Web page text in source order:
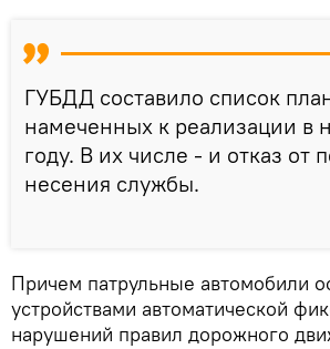
ГУБДД составило список
намеченных к реализации в
году. В их числе - и отказ от
несения службы.
Причем патрульные автомобили
устройствами автоматической
нарушений правил дорожного